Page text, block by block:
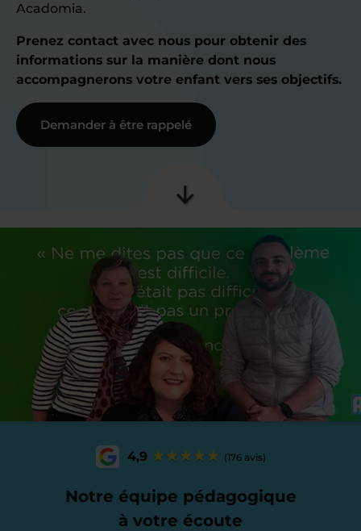
Acadomia.
Prenez contact avec nous pour obtenir des
informations sur la manière dont nous
accompagnerons votre enfant vers ses objectifs.
Demander à être rappelé
4,9 (176 avis)
Notre équipe pédagogique
à votre écoute